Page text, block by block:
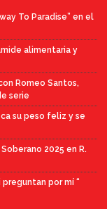
To Paradise” en el
alimentaria y
Romeo Santos,
serie
su peso feliz y se
2025 en R.
por mí “